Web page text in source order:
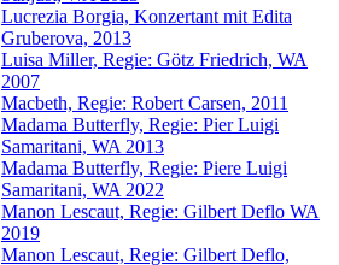
Lucrezia Borgia, Konzertant mit Edita
Gruberova, 2013
Luisa Miller, Regie: Götz Friedrich, WA
2007
Macbeth, Regie: Robert Carsen, 2011
Madama Butterfly, Regie: Pier Luigi
Samaritani, WA 2013
Madama Butterfly, Regie: Piere Luigi
Samaritani, WA 2022
Manon Lescaut, Regie: Gilbert Deflo WA
2019
Manon Lescaut, Regie: Gilbert Deflo,